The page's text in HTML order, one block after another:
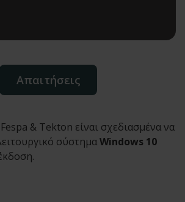
Απαιτήσεις
& Tekton είναι σχεδιασμένα να
σύστημαWindows 10